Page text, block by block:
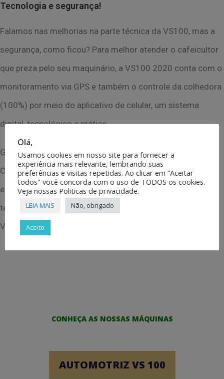
Tecnologia e segurança!
Falamos nas melhorias na parte técnica da VS100, mas a
segurança, como ficou? Para melhor atender o cafeicultor
que preza pelo seu maquinário, a VS100 2020 conta com o
monitoramento via GPS e também o controle da colhedora
(100%) por meio do aplicativo de celular, um sistema
digital, tecnológico e prático.
Gostou das novidades? Conheça mais vantagens da
Colhedora VS100 2020! Uma colhedora mais leve,
equipada e moderna, capaz de operar nos mais diversos
terrenos. Faça-nos uma visita: Av. Francisco Gonçalves
Vallim, 800 — Bairro Rezende — Varginha/MG.
CONHEÇA AS NOSSAS MÁQUINAS
AUTOMOTRIZ VS 100
Olá,
Usamos cookies em nosso site para fornecer a
experiência mais relevante, lembrando suas
preferências e visitas repetidas. Ao clicar em “Aceitar
todos" você concorda com o uso de TODOS os cookies.
Veja nossas Politicas de privacidade.
LEIA MAIS Não, obrigado
Aceito